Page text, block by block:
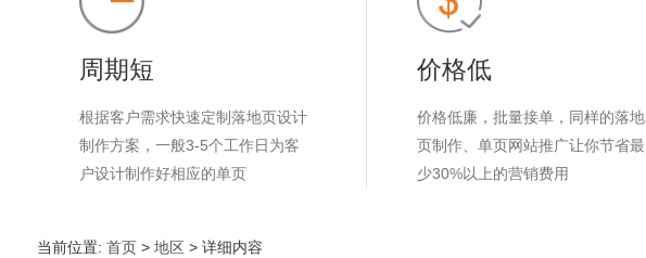
周期短
根据客户需求快速定制落地页设计
制作方案，一般3-5个工作日为客
户设计制作好相应的单页
价格低
价格低廉，批量接单，同样的落地
页制作、单页网站推广让你节省最
少30%以上的营销费用
当前位置: 首页> 地区> 详细内容